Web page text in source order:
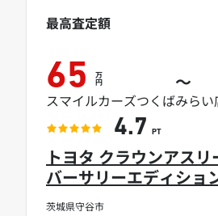
茨城県守谷市
トヨタ クラウンアス
バーサリーエディショ
最高査定額
65 万
円 ～
スマイルカーズつくばみらい
4.7 PT